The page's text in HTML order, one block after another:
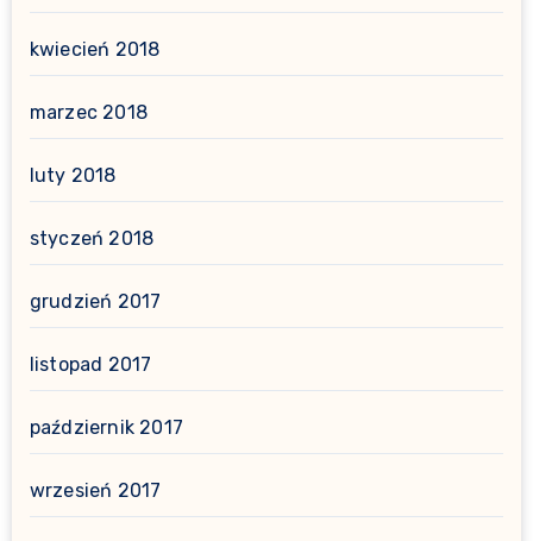
kwiecień 2018
marzec 2018
luty 2018
styczeń 2018
grudzień 2017
listopad 2017
październik 2017
wrzesień 2017